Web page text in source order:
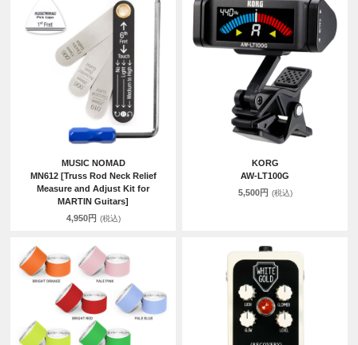
MUSIC NOMAD
MN612 [Truss Rod Neck Relief
Measure and Adjust Kit for
MARTIN Guitars]
4,950円 (税込)
KORG
AW-LT100G
5,500円 (税込)